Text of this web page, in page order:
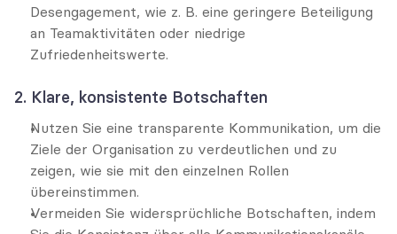
Desengagement, wie z. B. eine geringere Beteiligung
an Teamaktivitäten oder niedrige
Zufriedenheitswerte.
2. Klare, konsistente Botschaften
Nutzen Sie eine transparente Kommunikation, um die
Ziele der Organisation zu verdeutlichen und zu
zeigen, wie sie mit den einzelnen Rollen
übereinstimmen.
Vermeiden Sie widersprüchliche Botschaften, indem